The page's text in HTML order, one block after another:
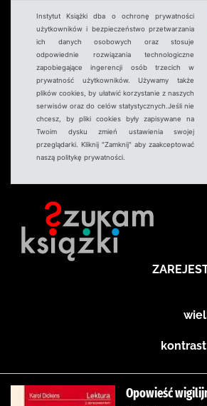
Instytut Książki dba o ochronę prywatności
użytkowników i bezpieczeństwo przetwarzania
ich danych osobowych oraz stosuje
odpowiednie rozwiązania technologiczne
zapobiegające ingerencji osób trzecich w
prywatność użytkowników. Używamy także
plików cookies, by ułatwić korzystanie z naszych
serwisów oraz do celów statystycznych.Jeśli nie
chcesz, by pliki cookies były zapisywane na
Twoim dysku zmień ustawienia swojej
przeglądarki. Kliknij "Zamknij" aby zaakceptować
naszą politykę prywatności.
Opowieść